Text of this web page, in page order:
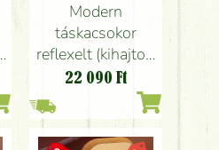
Modern
táskacsokor
reflexelt (kihajtott
szirmú) vörös
rózsával (7 szál)
22 090 Ft